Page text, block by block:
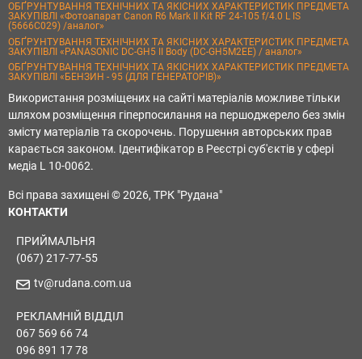
ОБҐРУНТУВАННЯ ТЕХНІЧНИХ ТА ЯКІСНИХ ХАРАКТЕРИСТИК ПРЕДМЕТА
ЗАКУПІВЛІ «Фотоапарат Canon R6 Mark II Kit RF 24-105 f/4.0 L IS
(5666C029) /аналог»
ОБҐРУНТУВАННЯ ТЕХНІЧНИХ ТА ЯКІСНИХ ХАРАКТЕРИСТИК ПРЕДМЕТА
ЗАКУПІВЛІ «PANASONIC DC-GH5 II Body (DC-GH5M2EE) / аналог»
ОБҐРУНТУВАННЯ ТЕХНІЧНИХ ТА ЯКІСНИХ ХАРАКТЕРИСТИК ПРЕДМЕТА
ЗАКУПІВЛІ «БЕНЗИН - 95 (ДЛЯ ГЕНЕРАТОРІВ)»
Використання розміщених на сайті матеріалів можливе тільки
шляхом розміщення гіперпосилання на першоджерело без змін
змісту матеріалів та скорочень. Порушення авторських прав
карається законом. Ідентифікатор в Реєстрі суб'єктів у сфері
медіа L 10-0062.
Всі права захищені © 2026, ТРК "Рудана"
КОНТАКТИ
ПРИЙМАЛЬНЯ
(067) 217-77-55
tv@rudana.com.ua
РЕКЛАМНІЙ ВІДДІЛ
067 569 66 74
096 891 17 78